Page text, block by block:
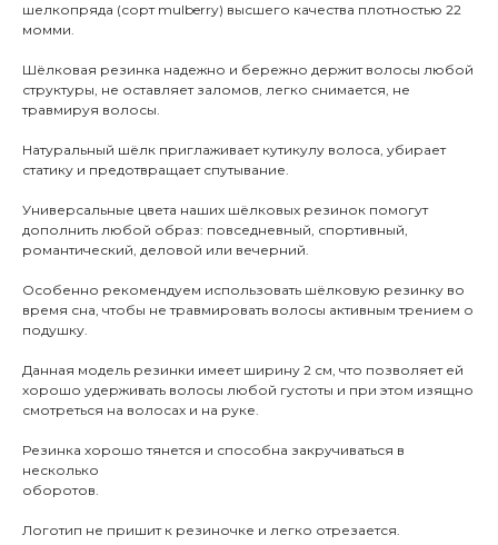
шелкопряда (сорт mulberry) высшего качества плотностью 22
момми.
Шёлковая резинка надежно и бережно держит волосы любой
структуры, не оставляет заломов, легко снимается, не
травмируя волосы.
Натуральный шёлк приглаживает кутикулу волоса, убирает
статику и предотвращает спутывание.
Универсальные цвета наших шёлковых резинок помогут
дополнить любой образ: повседневный, спортивный,
романтический, деловой или вечерний.
Особенно рекомендуем использовать шёлковую резинку во
время сна, чтобы не травмировать волосы активным трением о
подушку.
Данная модель резинки имеет ширину 2 см, что позволяет ей
хорошо удерживать волосы любой густоты и при этом изящно
смотреться на волосах и на руке.
Резинка хорошо тянется и способна закручиваться в
несколько
оборотов.
Логотип не пришит к резиночке и легко отрезается.